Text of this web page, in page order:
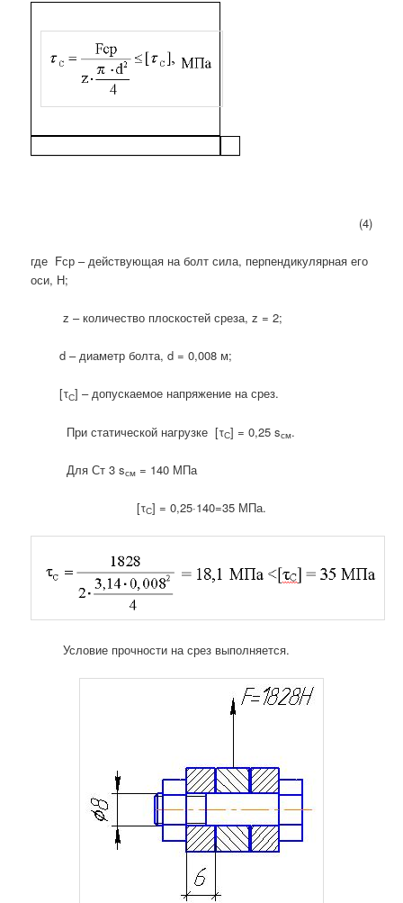
(4)
где Fср – действующая на болт сила, перпендикулярная его
оси, Н;
z – количество плоскостей среза, z = 2;
d – диаметр болта, d = 0,008 м;
[τС] – допускаемое напряжение на срез.
При статической нагрузке [τС] = 0,25 sсм.
Для Ст 3 sсм = 140 МПа
[τС] = 0,25·140=35 МПа.
Условие прочности на срез выполняется.